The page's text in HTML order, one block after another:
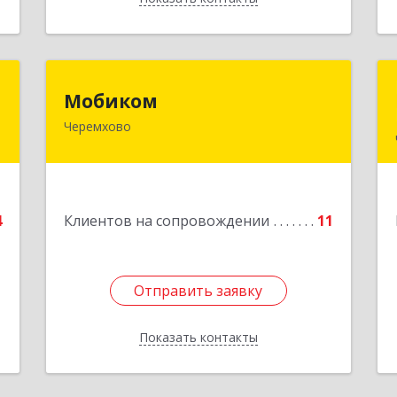
Мобиком
Черемхово
Клиентов на сопровождении 11
Отправить заявку
Показать контакты
Отправить заявку
Назад